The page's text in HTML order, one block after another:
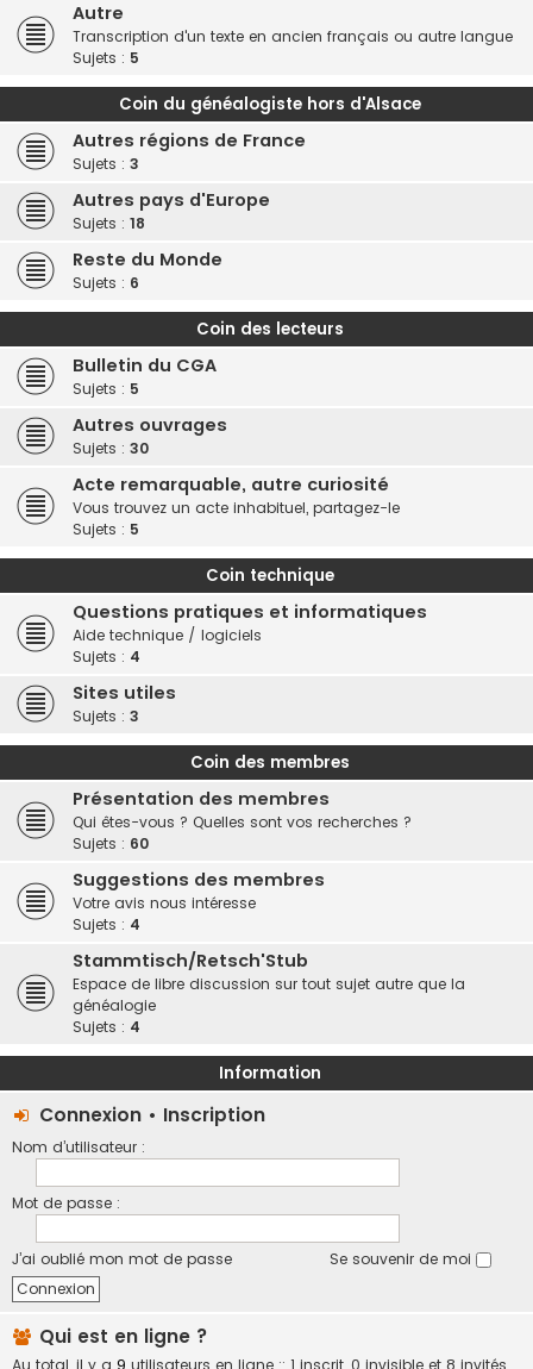
Autre
Transcription d'un texte en ancien français ou autre langue
Sujets : 5
Coin du généalogiste hors d'Alsace
Autres régions de France
Sujets : 3
Autres pays d'Europe
Sujets : 18
Reste du Monde
Sujets : 6
Coin des lecteurs
Bulletin du CGA
Sujets : 5
Autres ouvrages
Sujets : 30
Acte remarquable, autre curiosité
Vous trouvez un acte inhabituel, partagez-le
Sujets : 5
Coin technique
Questions pratiques et informatiques
Aide technique / logiciels
Sujets : 4
Sites utiles
Sujets : 3
Coin des membres
Présentation des membres
Qui êtes-vous ? Quelles sont vos recherches ?
Sujets : 60
Suggestions des membres
Votre avis nous intéresse
Sujets : 4
Stammtisch/Retsch'Stub
Espace de libre discussion sur tout sujet autre que la
généalogie
Sujets : 4
Information
Connexion • Inscription
Nom d’utilisateur :
Mot de passe :
J’ai oublié mon mot de passe Se souvenir de moi
Qui est en ligne ?
Au total, il y a 9 utilisateurs en ligne :: 1 inscrit, 0 invisible et 8 invités